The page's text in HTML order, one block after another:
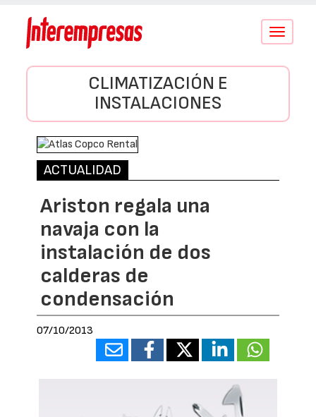
Conmutar
CLIMATIZACIÓN E
INSTALACIONES
ACTUALIDAD
Ariston regala una
navaja con la
instalación de dos
calderas de
condensación
07/10/2013